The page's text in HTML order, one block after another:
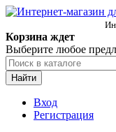
Корзина ждет
Выберите любое
Найти
Вход
Регистрация